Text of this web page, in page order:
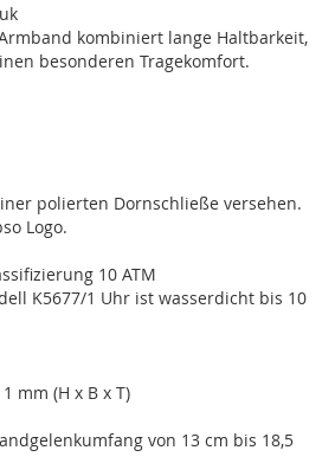
kombiniert lange Haltbarkeit,
besonderen Tragekomfort.
polierten Dornschließe versehen.
Logo.
10 ATM
K5677/1 Uhr ist wasserdicht bis 10
mm (H x B x T)
von 13 cm bis 18,5